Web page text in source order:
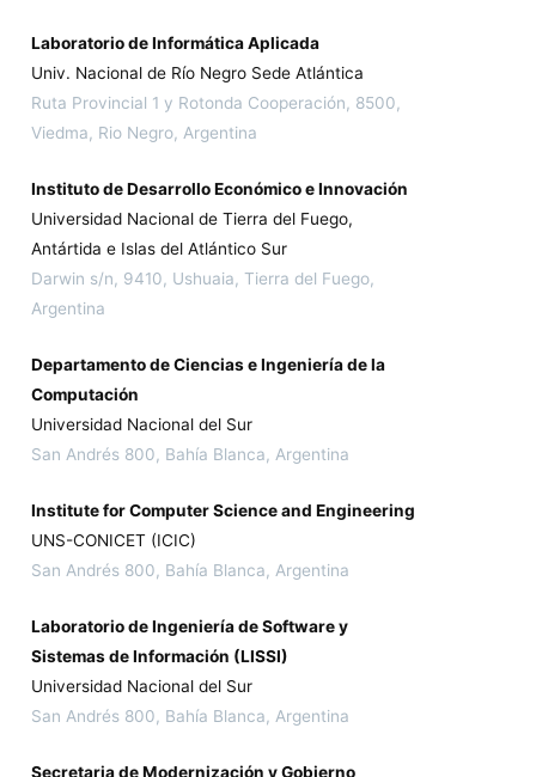
Laboratorio de Informática Aplicada
Univ. Nacional de Río Negro Sede Atlántica
Ruta Provincial 1 y Rotonda Cooperación, 8500,
Viedma, Rio Negro, Argentina
Instituto de Desarrollo Económico e Innovación
Universidad Nacional de Tierra del Fuego,
Antártida e Islas del Atlántico Sur
Darwin s/n, 9410, Ushuaia, Tierra del Fuego,
Argentina
Departamento de Ciencias e Ingeniería de la
Computación
Universidad Nacional del Sur
San Andrés 800, Bahía Blanca, Argentina
Institute for Computer Science and Engineering
UNS-CONICET (ICIC)
San Andrés 800, Bahía Blanca, Argentina
Laboratorio de Ingeniería de Software y
Sistemas de Información (LISSI)
Universidad Nacional del Sur
San Andrés 800, Bahía Blanca, Argentina
Secretaria de Modernización y Gobierno